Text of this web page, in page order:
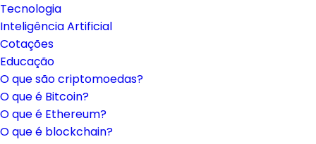
Tecnologia
Inteligência Artificial
Cotações
Educação
O que são criptomoedas?
O que é Bitcoin?
O que é Ethereum?
O que é blockchain?